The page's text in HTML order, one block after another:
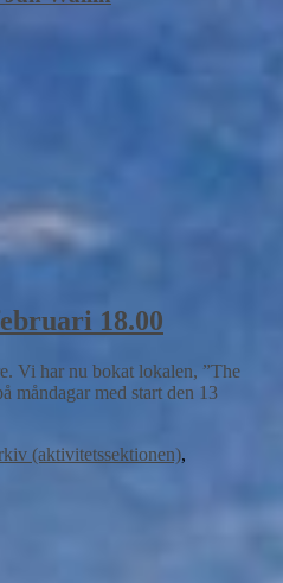
18.00
Vi har nu bokat lokalen, ”The
måndagar med start den 13
(aktivitetssektionen),